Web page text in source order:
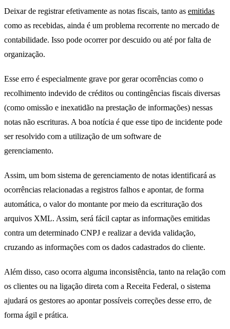
Deixar de registrar efetivamente as notas fiscais, tanto as emitidas
como as recebidas, ainda é um problema recorrente no mercado de
contabilidade. Isso pode ocorrer por descuido ou até por falta de
organização.
Esse erro é especialmente grave por gerar ocorrências como o
recolhimento indevido de créditos ou contingências fiscais diversas
(como omissão e inexatidão na prestação de informações) nessas
notas não escrituras. A boa notícia é que esse tipo de incidente pode
ser resolvido com a utilização de um software de
gerenciamento.
Assim, um bom sistema de gerenciamento de notas identificará as
ocorrências relacionadas a registros falhos e apontar, de forma
automática, o valor do montante por meio da escrituração dos
arquivos XML. Assim, será fácil captar as informações emitidas
contra um determinado CNPJ e realizar a devida validação,
cruzando as informações com os dados cadastrados do cliente.
Além disso, caso ocorra alguma inconsistência, tanto na relação com
os clientes ou na ligação direta com a Receita Federal, o sistema
ajudará os gestores ao apontar possíveis correções desse erro, de
forma ágil e prática.